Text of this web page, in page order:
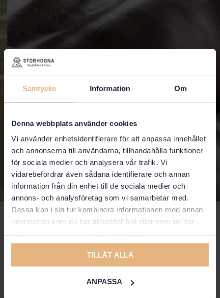
Samtycke Information Om
Denna webbplats använder cookies
Vi använder enhetsidentifierare för att anpassa innehållet
och annonserna till användarna, tillhandahålla funktioner
för sociala medier och analysera vår trafik. Vi
vidarebefordrar även sådana identifierare och annan
information från din enhet till de sociala medier och
annons- och analysföretag som vi samarbetar med.
Dessa kan i sin tur kombinera informationen med annan
information som du har tillhandahållit eller som de har
TILLÅT ALLA
ANPASSA
Fjällvardag
Ett helt dygn med fjällaktiviteter som ger ny
energi under vardagen.
Njut av spabehandling, poolhäng och en välkomponerad 3-